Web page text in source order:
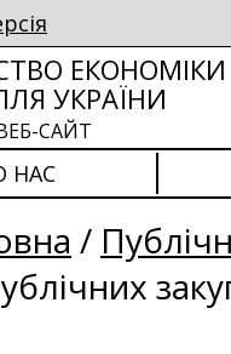
ЕКОНОМІКИ
УКРАЇНИ
САЙТ
НАС
/